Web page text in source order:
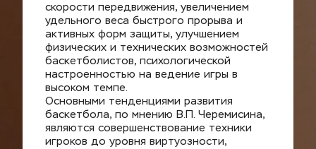
скорости передвижения, увеличением
удельного веса быстрого прорыва и
активных форм защиты, улучшением
физических и технических возможностей
баскетболистов, психологической
настроенностью на ведение игры в
высоком темпе.
Основными тенденциями развития
баскетбола, по мнению В.П. Черемисина,
являются совершенствование техники
игроков до уровня виртуозности,